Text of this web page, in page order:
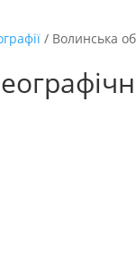
/ Волинська